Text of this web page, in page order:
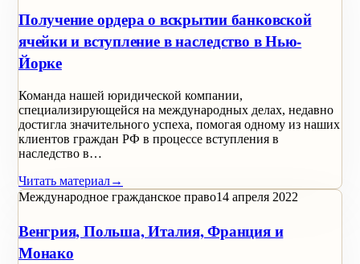
Получение ордера о вскрытии банковской
ячейки и вступление в наследство в Нью-
Йорке
Команда нашей юридической компании,
специализирующейся на международных делах, недавно
достигла значительного успеха, помогая одному из наших
клиентов граждан РФ в процессе вступления в
наследство в…
Читать материал→
Международное гражданское право14 апреля 2022
Венгрия, Польша, Италия, Франция и
Монако